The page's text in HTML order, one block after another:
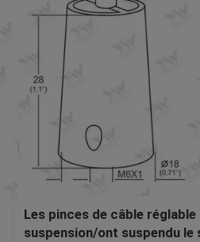
Les pinces de câble
suspension/ont suspendu